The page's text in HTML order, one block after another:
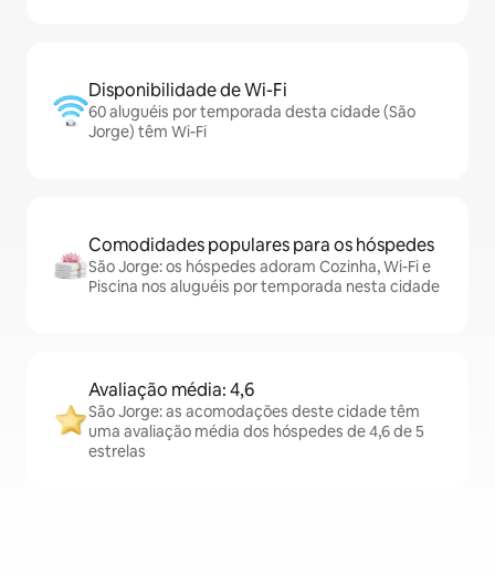
Disponibilidade de Wi-Fi
60 aluguéis por temporada desta cidade (São
Jorge) têm Wi-Fi
Comodidades populares para os hóspedes
São Jorge: os hóspedes adoram Cozinha, Wi-Fi e
Piscina nos aluguéis por temporada nesta cidade
Avaliação média: 4,6
São Jorge: as acomodações deste cidade têm
uma avaliação média dos hóspedes de 4,6 de 5
estrelas